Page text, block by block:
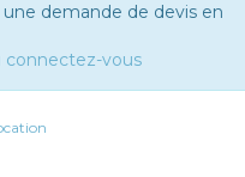
demande de devis en
connectez-vous